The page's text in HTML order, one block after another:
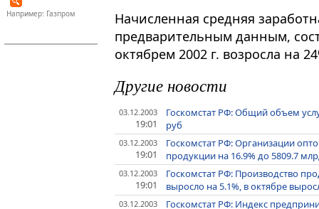
Например: Газпром
Начисленная средняя
предварительным данным,
октябрем 2002 г. возросла на
Другие новости
03.12.2003
19:01
Госкомстат РФ: Общий объем
руб
03.12.2003
19:01
Госкомстат РФ: Организации
продукции на 16.9% до 5809.7
03.12.2003
19:01
Госкомстат РФ: Производство
выросло на 5.1%, в октябре
03.12.2003
Госкомстат РФ: Индекс